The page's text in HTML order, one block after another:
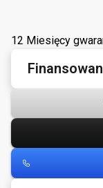
12 Miesięcy